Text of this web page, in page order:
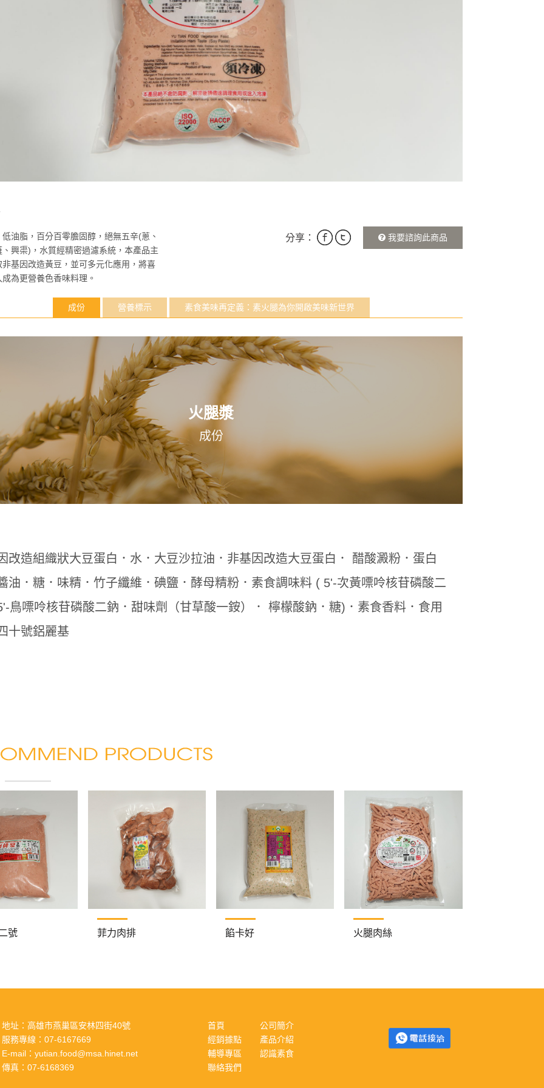
油脂，百分百零膽固醇，絕無五辛(蔥、
興渠)，水質經精密過濾系統，本產品主
基因改造黃豆，並可多元化應用，將喜
為更營養色香味料理。
分享： 我要諮詢此商品
成份 營養標示 素食美味再定義：素火腿為你開啟美味新世界
火腿漿
成份
改造組織狀大豆蛋白．水．大豆沙拉油．非基因改造大豆蛋白． 醋酸澱粉．蛋白
油．糖．味精．竹子纖維．碘鹽．酵母精粉．素食調味料 ( 5'-次黃嘌呤核苷磷酸二
鳥嘌呤核苷磷酸二鈉．甜味劑（甘草酸一銨）． 檸檬酸鈉．糖)．素食香料．食用
十號鋁麗基
號 菲力肉排 餡卡好 火腿肉絲
MORE >
地址： 高雄市燕巢區安林四街40號
服務專線： 07-6167669
E-mail： yutian.food@msa.hinet.net
傳真： 07-6168369
首頁
公司簡介
經銷據點
產品介紹
輔導專區
認識素食
聯絡我們